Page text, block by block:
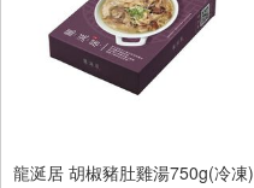
龍涎居 胡椒豬肚雞湯750g(冷凍)